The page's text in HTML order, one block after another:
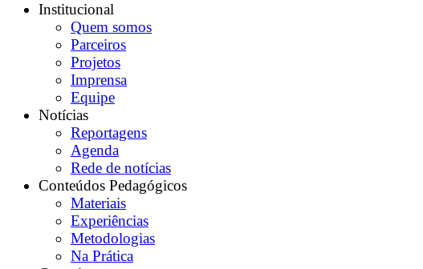
Institucional
Quem somos
Parceiros
Projetos
Imprensa
Equipe
Notícias
Reportagens
Agenda
Rede de notícias
Conteúdos Pedagógicos
Materiais
Experiências
Metodologias
Na Prática